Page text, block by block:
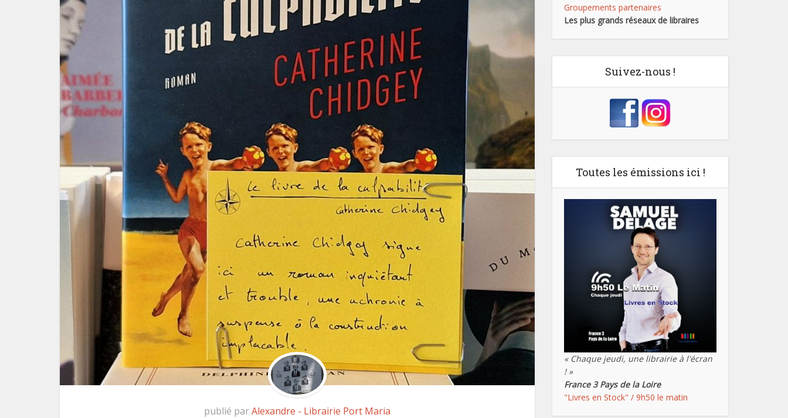
publié parAlexandre - Librairie Port Maria
Groupements partenaires
Les plus grands réseaux de libraires
Suivez-nous !
Toutes les émissions ici !
« Chaque jeudi, une librairie à l'écran
! »
France 3 Pays de la Loire
"Livres en Stock" / 9h50 le matin